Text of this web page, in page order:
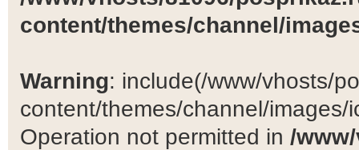
content/themes/channel/
Warning: include(/www/vhosts/
content/themes/channel/
Operation not permitted in /